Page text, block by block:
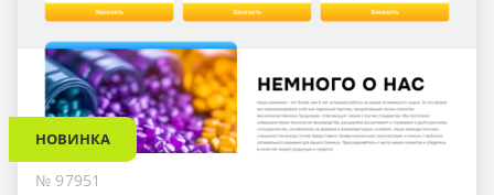
НОВИНКА
№ 97951